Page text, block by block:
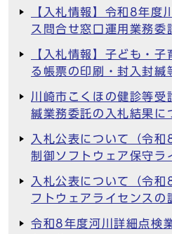
【入札情報】令和8年度
ス問合せ窓口運用業務委
【入札情報】子ども・
る帳票の印刷・封入封緘
川崎市こくほの健診等受
緘業務委託の入札結果に
入札公表について（令和
制御ソフトウェア保守ラ
入札公表について（令
フトウェアライセンスの
令和8年度河川詳細点検